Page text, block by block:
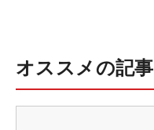
オススメの記事